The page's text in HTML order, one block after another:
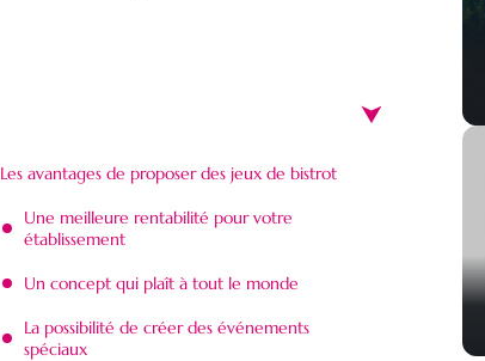
Les avantages de proposer des jeux de bistrot
Une meilleure rentabilité pour votre
établissement
Un concept qui plaît à tout le monde
La possibilité de créer des événements
spéciaux